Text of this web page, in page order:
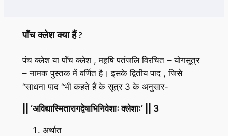
पाँच क्लेश क्या हैं ?
पंच क्लेश या पाँच क्लेश , महृषि पतंजलि विरचित – योगसूत्र
– नामक पुस्तक में वर्णित है। इसके द्वितीय पाद , जिसे
“साधना पाद “भी कहते हैं के सूत्र 3 के अनुसार-
|| ‘अविद्यास्मितारागद्वेषाभिनिवेशाः क्लेशाः’ || 3
अर्थात